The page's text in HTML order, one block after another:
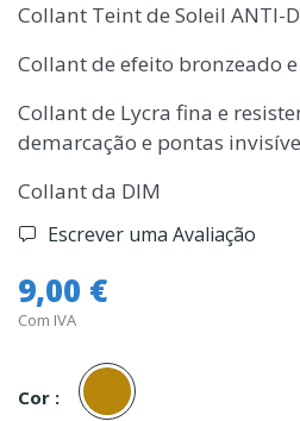
Collant Teint de Soleil ANTI-
Collant de efeito bronzeado
Collant de Lycra fina e
demarcação e pontas
Collant da DIM
Escrever uma Avaliação
9,00 €
Com IVA
Cor :
Terracotta